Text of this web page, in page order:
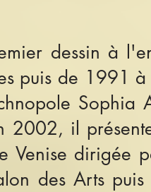
dessin à
puis de 1991
Sophia
2002, il
Venise dirigée
des Arts